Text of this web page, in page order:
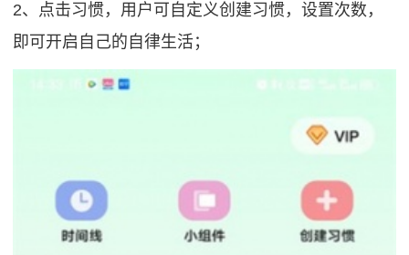
2、点击习惯，用户可自定义创建习惯，设置次数，
即可开启自己的自律生活；